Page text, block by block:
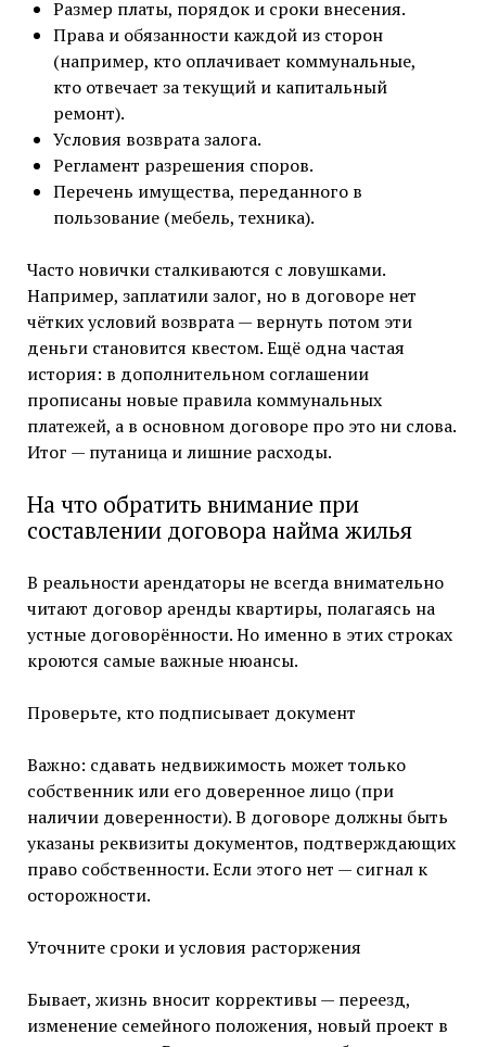
Размер платы, порядок и сроки внесения.
Права и обязанности каждой из сторон
(например, кто оплачивает коммунальные,
кто отвечает за текущий и капитальный
ремонт).
Условия возврата залога.
Регламент разрешения споров.
Перечень имущества, переданного в
пользование (мебель, техника).
Часто новички сталкиваются с ловушками.
Например, заплатили залог, но в договоре нет
чётких условий возврата — вернуть потом эти
деньги становится квестом. Ещё одна частая
история: в дополнительном соглашении
прописаны новые правила коммунальных
платежей, а в основном договоре про это ни слова.
Итог — путаница и лишние расходы.
На что обратить внимание при
составлении договора найма жилья
В реальности арендаторы не всегда внимательно
читают договор аренды квартиры, полагаясь на
устные договорённости. Но именно в этих строках
кроются самые важные нюансы.
Проверьте, кто подписывает документ
Важно: сдавать недвижимость может только
собственник или его доверенное лицо (при
наличии доверенности). В договоре должны быть
указаны реквизиты документов, подтверждающих
право собственности. Если этого нет — сигнал к
осторожности.
Уточните сроки и условия расторжения
Бывает, жизнь вносит коррективы — переезд,
изменение семейного положения, новый проект в